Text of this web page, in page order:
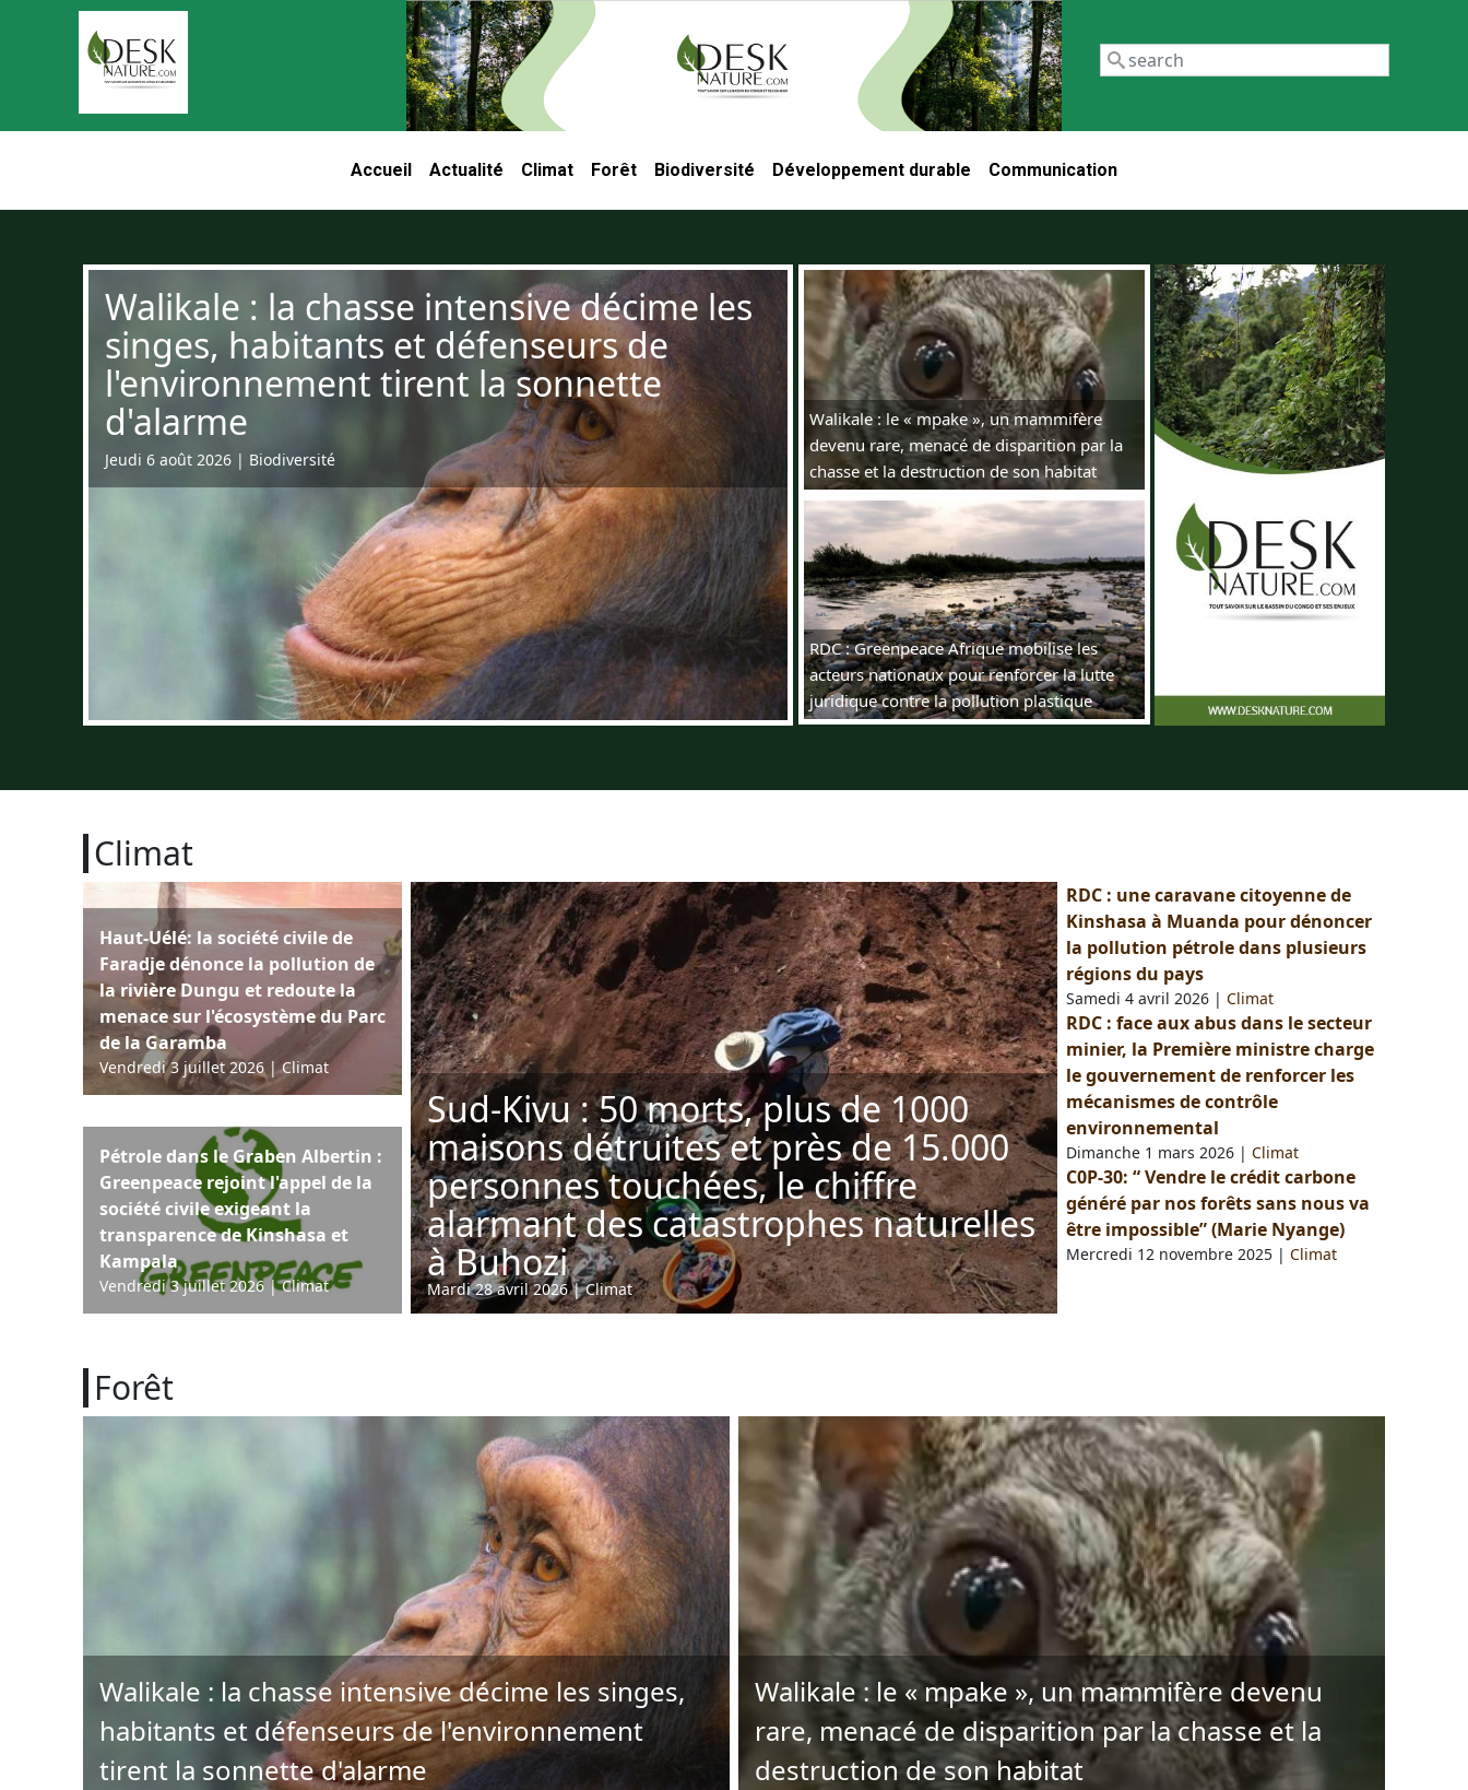
Aller au contenu principal
Navigation principale
Accueil Actualité Climat Forêt Biodiversité Développement durable Communication
Walikale : la chasse intensive décime les
singes, habitants et défenseurs de
l'environnement tirent la sonnette
d'alarme
Jeudi 6 août 2026 | Biodiversité
Walikale : le « mpake », un mammifère
devenu rare, menacé de disparition par la
chasse et la destruction de son habitat
RDC : Greenpeace Afrique mobilise les
acteurs nationaux pour renforcer la lutte
juridique contre la pollution plastique
Climat
Haut-Uélé: la société civile de
Faradje dénonce la pollution de
la rivière Dungu et redoute la
menace sur l'écosystème du Parc
de la Garamba
Vendredi 3 juillet 2026|Climat
Pétrole dans le Graben Albertin :
Greenpeace rejoint l'appel de la
société civile exigeant la
transparence de Kinshasa et
Kampala
Vendredi 3 juillet 2026|Climat
Sud-Kivu : 50 morts, plus de 1000
maisons détruites et près de 15.000
personnes touchées, le chiffre
alarmant des catastrophes naturelles
à Buhozi
Mardi 28 avril 2026|Climat
RDC : une caravane citoyenne de
Kinshasa à Muanda pour dénoncer
la pollution pétrole dans plusieurs
régions du pays
Samedi 4 avril 2026 | Climat
RDC : face aux abus dans le secteur
minier, la Première ministre charge
le gouvernement de renforcer les
mécanismes de contrôle
environnemental
Dimanche 1 mars 2026 | Climat
C0P-30: “ Vendre le crédit carbone
généré par nos forêts sans nous va
être impossible” (Marie Nyange)
Mercredi 12 novembre 2025 | Climat
Forêt
Walikale : la chasse intensive décime les singes,
habitants et défenseurs de l'environnement
tirent la sonnette d'alarme
Walikale : le « mpake », un mammifère devenu
rare, menacé de disparition par la chasse et la
destruction de son habitat